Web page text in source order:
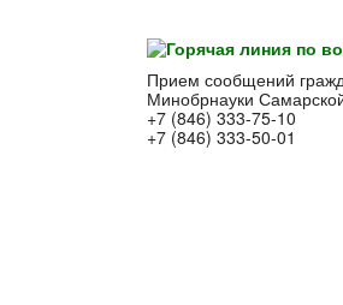
Прием сообщений
Минобрнауки
+7 (846) 333-75-10
+7 (846) 333-50-01